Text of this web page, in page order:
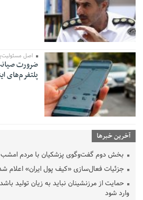
اصل
ضرورت
پلتفرم‌های
آخرین خبرها
بخش دوم گفت‌وگوی پزشکیان با مردم
جزئیات فعال‌سازی «کیف پول ایران» اعلام
حمایت از مرزنشینان نباید به زیان تولید
وارد شود